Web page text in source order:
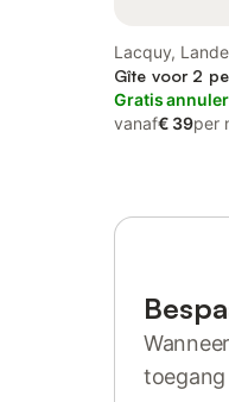
Lacquy,
Gîte voor 2
Gratis
vanaf€ 39per